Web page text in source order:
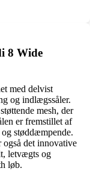
8 Wide
med delvist
og indlægssåler.
mesh, der
er fremstillet af
støddæmpende.
det innovative
letvægts og
løb.